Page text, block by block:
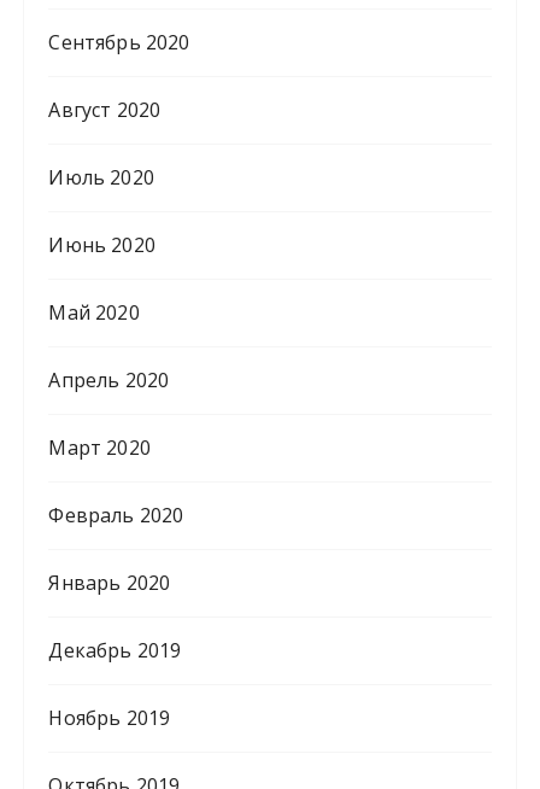
Сентябрь 2020
Август 2020
Июль 2020
Июнь 2020
Май 2020
Апрель 2020
Март 2020
Февраль 2020
Январь 2020
Декабрь 2019
Ноябрь 2019